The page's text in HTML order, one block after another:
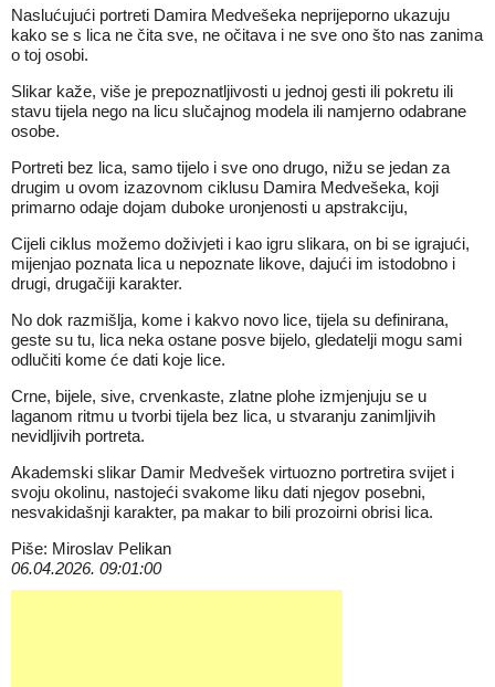
Naslućujući portreti Damira Medvešeka neprijeporno ukazuju
kako se s lica ne čita sve, ne očitava i ne sve ono što nas zanima
o toj osobi.
Slikar kaže, više je prepoznatljivosti u jednoj gesti ili pokretu ili
stavu tijela nego na licu slučajnog modela ili namjerno odabrane
osobe.
Portreti bez lica, samo tijelo i sve ono drugo, nižu se jedan za
drugim u ovom izazovnom ciklusu Damira Medvešeka, koji
primarno odaje dojam duboke uronjenosti u apstrakciju,
Cijeli ciklus možemo doživjeti i kao igru slikara, on bi se igrajući,
mijenjao poznata lica u nepoznate likove, dajući im istodobno i
drugi, drugačiji karakter.
No dok razmišlja, kome i kakvo novo lice, tijela su definirana,
geste su tu, lica neka ostane posve bijelo, gledatelji mogu sami
odlučiti kome će dati koje lice.
Crne, bijele, sive, crvenkaste, zlatne plohe izmjenjuju se u
laganom ritmu u tvorbi tijela bez lica, u stvaranju zanimljivih
nevidljivih portreta.
Akademski slikar Damir Medvešek virtuozno portretira svijet i
svoju okolinu, nastojeći svakome liku dati njegov posebni,
nesvakidašnji karakter, pa makar to bili prozoirni obrisi lica.
Piše: Miroslav Pelikan
06.04.2026. 09:01:00